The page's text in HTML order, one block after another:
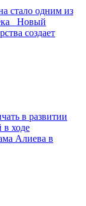
стало одним из
Новый
создает
в развитии
в ходе
Алиева в